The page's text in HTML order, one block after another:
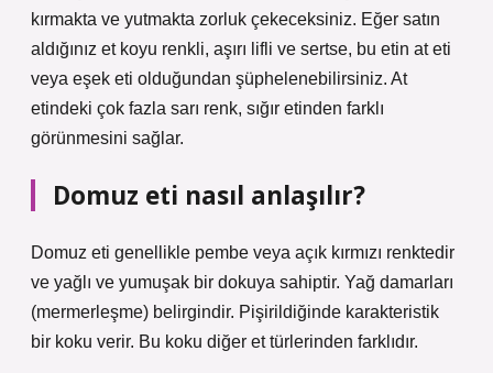
kırmakta ve yutmakta zorluk çekeceksiniz. Eğer satın
aldığınız et koyu renkli, aşırı lifli ve sertse, bu etin at eti
veya eşek eti olduğundan şüphelenebilirsiniz. At
etindeki çok fazla sarı renk, sığır etinden farklı
görünmesini sağlar.
Domuz eti nasıl anlaşılır?
Domuz eti genellikle pembe veya açık kırmızı renktedir
ve yağlı ve yumuşak bir dokuya sahiptir. Yağ damarları
(mermerleşme) belirgindir. Pişirildiğinde karakteristik
bir koku verir. Bu koku diğer et türlerinden farklıdır.